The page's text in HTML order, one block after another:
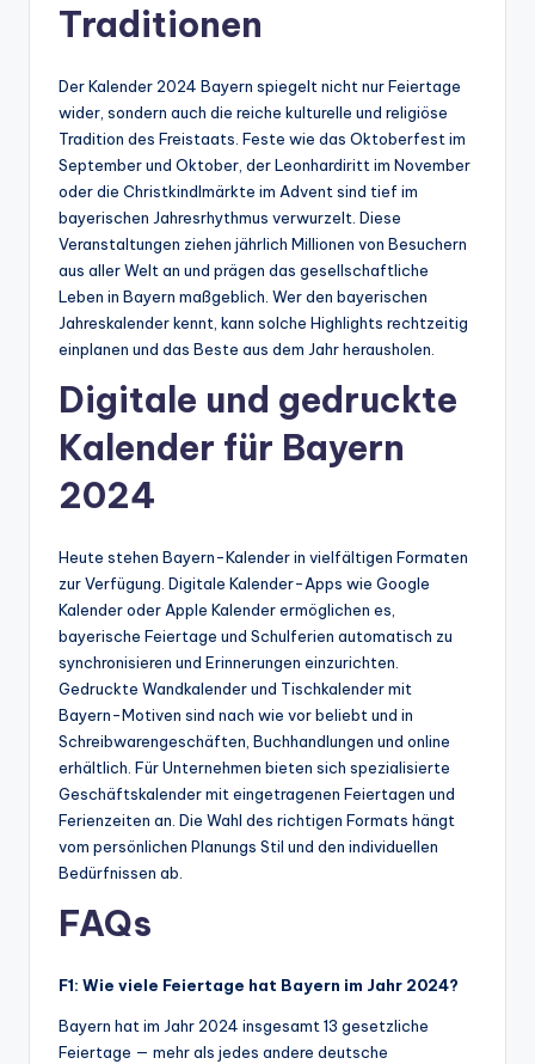
Traditionen
Der Kalender 2024 Bayern spiegelt nicht nur Feiertage
wider, sondern auch die reiche kulturelle und religiöse
Tradition des Freistaats. Feste wie das Oktoberfest im
September und Oktober, der Leonhardiritt im November
oder die Christkindlmärkte im Advent sind tief im
bayerischen Jahresrhythmus verwurzelt. Diese
Veranstaltungen ziehen jährlich Millionen von Besuchern
aus aller Welt an und prägen das gesellschaftliche
Leben in Bayern maßgeblich. Wer den bayerischen
Jahreskalender kennt, kann solche Highlights rechtzeitig
einplanen und das Beste aus dem Jahr herausholen.
Digitale und gedruckte
Kalender für Bayern
2024
Heute stehen Bayern-Kalender in vielfältigen Formaten
zur Verfügung. Digitale Kalender-Apps wie Google
Kalender oder Apple Kalender ermöglichen es,
bayerische Feiertage und Schulferien automatisch zu
synchronisieren und Erinnerungen einzurichten.
Gedruckte Wandkalender und Tischkalender mit
Bayern-Motiven sind nach wie vor beliebt und in
Schreibwarengeschäften, Buchhandlungen und online
erhältlich. Für Unternehmen bieten sich spezialisierte
Geschäftskalender mit eingetragenen Feiertagen und
Ferienzeiten an. Die Wahl des richtigen Formats hängt
vom persönlichen Planungs Stil und den individuellen
Bedürfnissen ab.
FAQs
F1: Wie viele Feiertage hat Bayern im Jahr 2024?
Bayern hat im Jahr 2024 insgesamt 13 gesetzliche
Feiertage — mehr als jedes andere deutsche